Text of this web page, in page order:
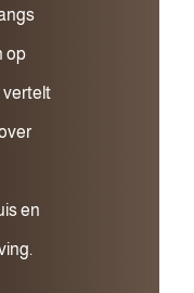
op
vertelt
en